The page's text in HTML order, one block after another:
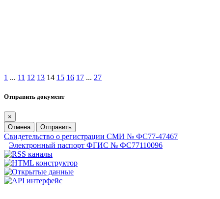
1 ... 11 12 13 14 15 16 17 ... 27
Отправить документ
×
Отмена
Отправить
Свидетельство о регистрации СМИ № ФС77-47467
Электронный паспорт ФГИС № ФС77110096